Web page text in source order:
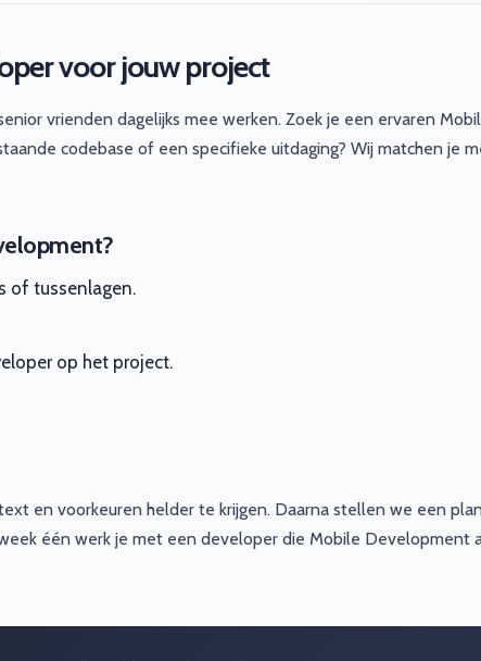
voor jouw project
vrienden dagelijks mee werken. Zoek je een ervaren
codebase of een specifieke uitdaging? Wij matchen je
of tussenlagen.
op het project.
en voorkeuren helder te krijgen. Daarna stellen we een
één werk je met een developer die Mobile Development